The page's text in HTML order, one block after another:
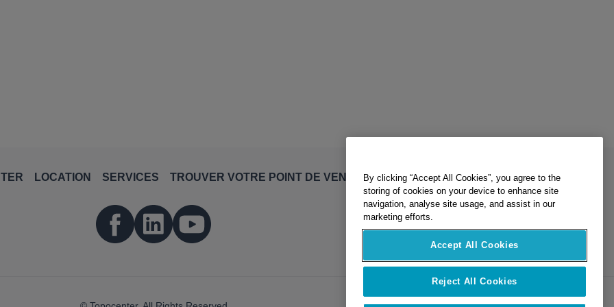
LOCATION SERVICES TROUVER VOTRE POINT DE VENTE
storing of cookies on your device to enhance site
navigation, analyse site usage, and assist in our
marketing efforts.